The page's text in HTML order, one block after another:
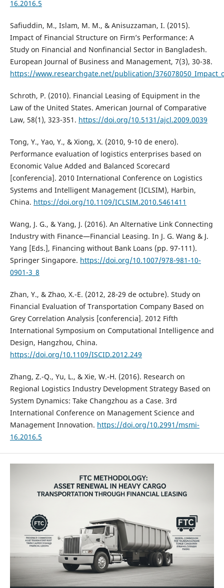
16.2016.5
Safiuddin, M., Islam, M. M., & Anisuzzaman, I. (2015).
Impact of Financial Structure on Firm’s Performance: A
Study on Financial and Nonfinancial Sector in Bangladesh.
European Journal of Business and Management, 7(3), 30-38.
https://www.researchgate.net/publication/
Schroth, P. (2010). Financial Leasing of Equipment in the
Law of the United States. American Journal of Comparative
Law, 58(1), 323-351. https://doi.org/10.5131/ajcl.2009.0039
Tong, Y., Yao, Y., & Xiong, X. (2010, 9-10 de enero).
Performance evaluation of logistics enterprises based on
Economic Value Added and Balanced Scorecard
[conferencia]. 2010 International Conference on Logistics
Systems and Intelligent Management (ICLSIM), Harbin,
China. https://doi.org/10.1109/ICLSIM.2010.5461411
Wang, J. G., & Yang, J. (2016). An Alternative Link Connecting
Industry with Finance—Financial Leasing. In J. G. Wang & J.
Yang [Eds.], Financing without Bank Loans (pp. 97-111).
Springer Singapore. https://doi.org/10.1007/978-981-10-
0901-3_8
Zhan, Y., & Zhao, X.-E. (2012, 28-29 de octubre). Study on
Financial Evaluation of Transportation Company Based on
Grey Correlation Analysis [conferencia]. 2012 Fifth
International Symposium on Computational Intelligence and
Design, Hangzhou, China.
https://doi.org/10.1109/ISCID.2012.249
Zhang, Z.-Q., Yu, L., & Xie, W.-H. (2016). Research on
Regional Logistics Industry Development Strategy Based on
System Dynamics: Take Changzhou as a Case. 3rd
International Conference on Management Science and
Management Innovation. https://doi.org/10.2991/msmi-
16.2016.5